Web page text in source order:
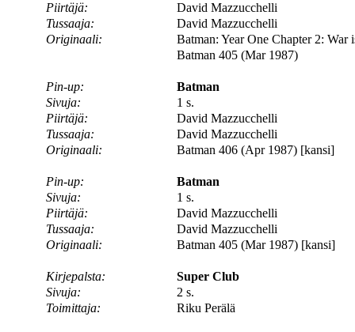
Piirtäjä:
David Mazzucchelli
Tussaaja:
David Mazzucchelli
Originaali:
Batman: Year One Chapter 2: War
Batman 405 (Mar 1987)
Pin-up:
Batman
Sivuja:
1 s.
Piirtäjä:
David Mazzucchelli
Tussaaja:
David Mazzucchelli
Originaali:
Batman 406 (Apr 1987) [kansi]
Pin-up:
Batman
Sivuja:
1 s.
Piirtäjä:
David Mazzucchelli
Tussaaja:
David Mazzucchelli
Originaali:
Batman 405 (Mar 1987) [kansi]
Kirjepalsta:
Super Club
Sivuja:
2 s.
Toimittaja:
Riku Perälä